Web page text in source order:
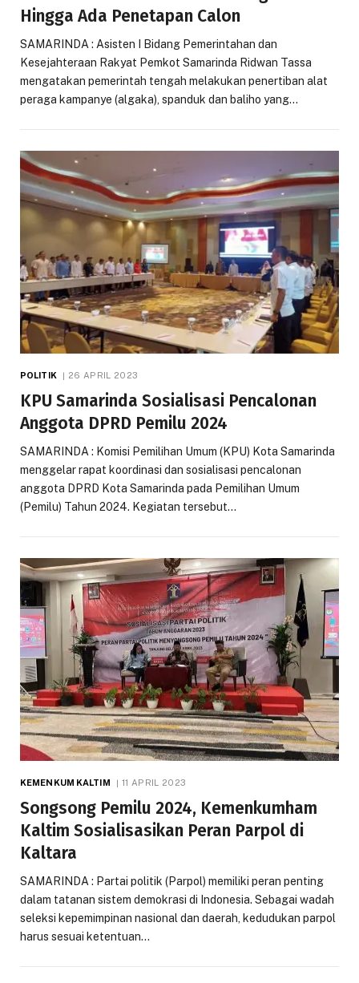
Hingga Ada Penetapan Calon
SAMARINDA : Asisten I Bidang Pemerintahan dan
Kesejahteraan Rakyat Pemkot Samarinda Ridwan Tassa
mengatakan pemerintah tengah melakukan penertiban alat
peraga kampanye (algaka), spanduk dan baliho yang…
POLITIK 26 APRIL 2023
KPU Samarinda Sosialisasi Pencalonan
Anggota DPRD Pemilu 2024
SAMARINDA : Komisi Pemilihan Umum (KPU) Kota Samarinda
menggelar rapat koordinasi dan sosialisasi pencalonan
anggota DPRD Kota Samarinda pada Pemilihan Umum
(Pemilu) Tahun 2024. Kegiatan tersebut…
KEMENKUM KALTIM 11 APRIL 2023
Songsong Pemilu 2024, Kemenkumham
Kaltim Sosialisasikan Peran Parpol di
Kaltara
SAMARINDA : Partai politik (Parpol) memiliki peran penting
dalam tatanan sistem demokrasi di Indonesia. Sebagai wadah
seleksi kepemimpinan nasional dan daerah, kedudukan parpol
harus sesuai ketentuan…